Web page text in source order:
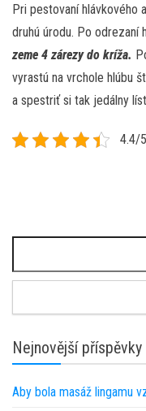
Pri pestovaní hlávkového
druhú úrodu. Po odrezaní
zeme 4 zárezy do kríža.
vyrastú na vrchole hlúbu
a spestriť si tak jedálny
4.4/
Nejnovější příspěvky
Aby bola masáž lingamu